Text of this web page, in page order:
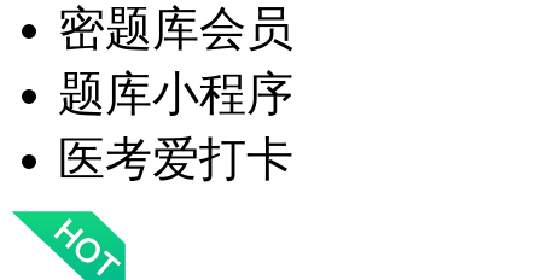
密题库会员
题库小程序
医考爱打卡